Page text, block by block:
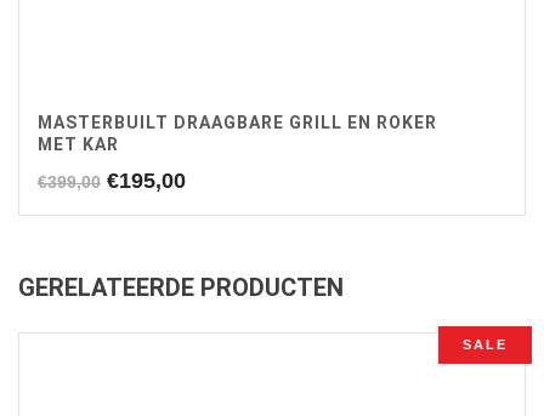
MASTERBUILT DRAAGBARE GRILL EN ROKER
MET KAR
€399,00 Oorspronkelijke
€195,00Huidige
GERELATEERDE PRODUCTEN
SALE